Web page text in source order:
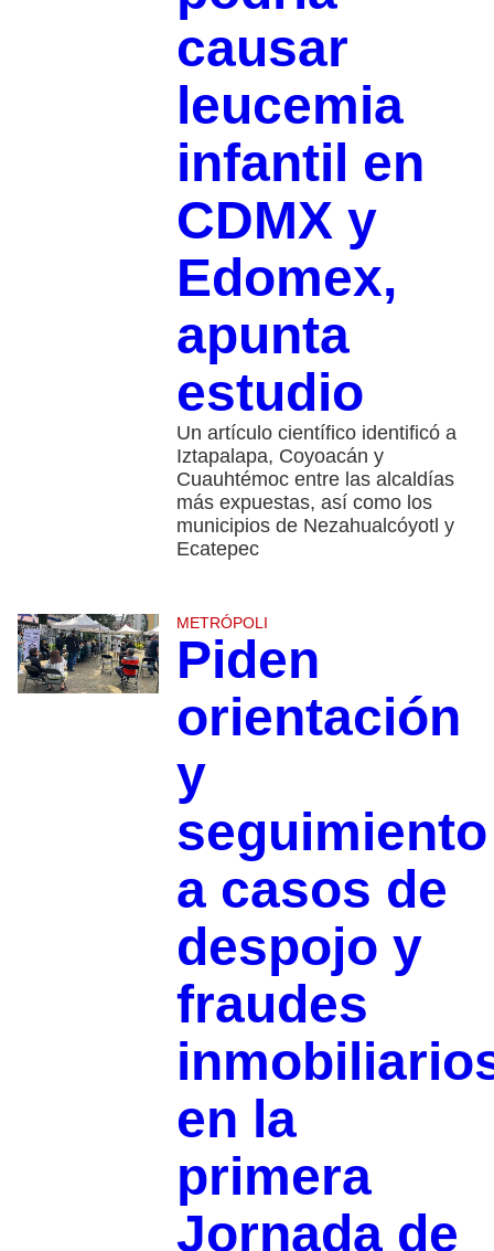
causar
leucemia
infantil en
CDMX y
Edomex,
apunta
estudio
Un artículo científico identificó a
Iztapalapa, Coyoacán y
Cuauhtémoc entre las alcaldías
más expuestas, así como los
municipios de Nezahualcóyotl y
Ecatepec
METRÓPOLI
Piden
orientación
y
seguimiento
a casos de
despojo y
fraudes
en la
primera
Jornada de